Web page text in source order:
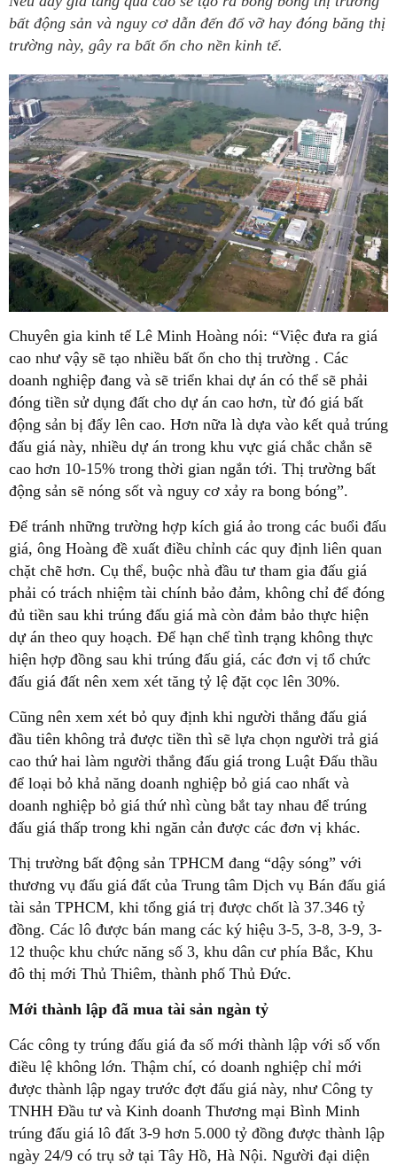
bất động sản và nguy cơ dẫn đến đổ vỡ hay đóng băng thị
trường này, gây ra bất ổn cho nền kinh tế.
Chuyên gia kinh tế Lê Minh Hoàng nói: “Việc đưa ra giá
cao như vậy sẽ tạo nhiều bất ổn cho thị trường . Các
doanh nghiệp đang và sẽ triển khai dự án có thể sẽ phải
đóng tiền sử dụng đất cho dự án cao hơn, từ đó giá bất
động sản bị đẩy lên cao. Hơn nữa là dựa vào kết quả trúng
đấu giá này, nhiều dự án trong khu vực giá chắc chắn sẽ
cao hơn 10-15% trong thời gian ngắn tới. Thị trường bất
động sản sẽ nóng sốt và nguy cơ xảy ra bong bóng”.
Để tránh những trường hợp kích giá ảo trong các buổi đấu
giá, ông Hoàng đề xuất điều chỉnh các quy định liên quan
chặt chẽ hơn. Cụ thể, buộc nhà đầu tư tham gia đấu giá
phải có trách nhiệm tài chính bảo đảm, không chỉ để đóng
đủ tiền sau khi trúng đấu giá mà còn đảm bảo thực hiện
dự án theo quy hoạch. Để hạn chế tình trạng không thực
hiện hợp đồng sau khi trúng đấu giá, các đơn vị tổ chức
đấu giá đất nên xem xét tăng tỷ lệ đặt cọc lên 30%.
Cũng nên xem xét bỏ quy định khi người thắng đấu giá
đầu tiên không trả được tiền thì sẽ lựa chọn người trả giá
cao thứ hai làm người thắng đấu giá trong Luật Đấu thầu
để loại bỏ khả năng doanh nghiệp bỏ giá cao nhất và
doanh nghiệp bỏ giá thứ nhì cùng bắt tay nhau để trúng
đấu giá thấp trong khi ngăn cản được các đơn vị khác.
Thị trường bất động sản TPHCM đang “dậy sóng” với
thương vụ đấu giá đất của Trung tâm Dịch vụ Bán đấu giá
tài sản TPHCM, khi tổng giá trị được chốt là 37.346 tỷ
đồng. Các lô được bán mang các ký hiệu 3-5, 3-8, 3-9, 3-
12 thuộc khu chức năng số 3, khu dân cư phía Bắc, Khu
đô thị mới Thủ Thiêm, thành phố Thủ Đức.
Mới thành lập đã mua tài sản ngàn tỷ
Các công ty trúng đấu giá đa số mới thành lập với số vốn
điều lệ không lớn. Thậm chí, có doanh nghiệp chỉ mới
được thành lập ngay trước đợt đấu giá này, như Công ty
TNHH Đầu tư và Kinh doanh Thương mại Bình Minh
trúng đấu giá lô đất 3-9 hơn 5.000 tỷ đồng được thành lập
ngày 24/9 có trụ sở tại Tây Hồ, Hà Nội. Người đại diện